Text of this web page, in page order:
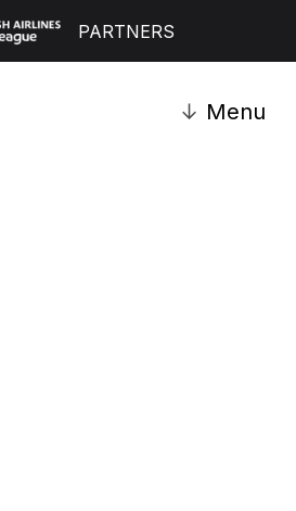
PARTNERS
↓ Menu